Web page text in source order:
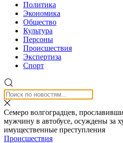
Политика
Экономика
Общество
Культура
Персоны
Происшествия
Экспертиза
Спорт
Семеро волгоградцев,
мужчину в автобусе, осуждены за
имущественные преступления
Происшествия